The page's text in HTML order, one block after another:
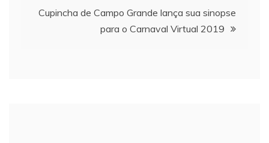
Post
Cupincha de Campo Grande lança sua sinopse
para o Carnaval Virtual 2019